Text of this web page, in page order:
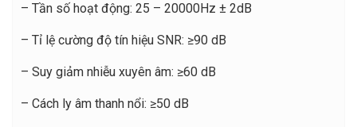
– Tần số hoạt động: 25 – 20000Hz ± 2dB
– Tỉ lệ cường độ tín hiệu SNR: ≥90 dB
– Suy giảm nhiễu xuyên âm: ≥60 dB
– Cách ly âm thanh nổi: ≥50 dB